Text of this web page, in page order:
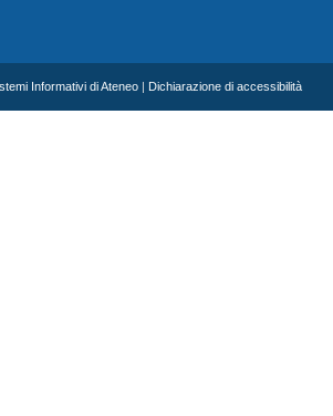
Informativi di Ateneo Dichiarazione di accessibilità